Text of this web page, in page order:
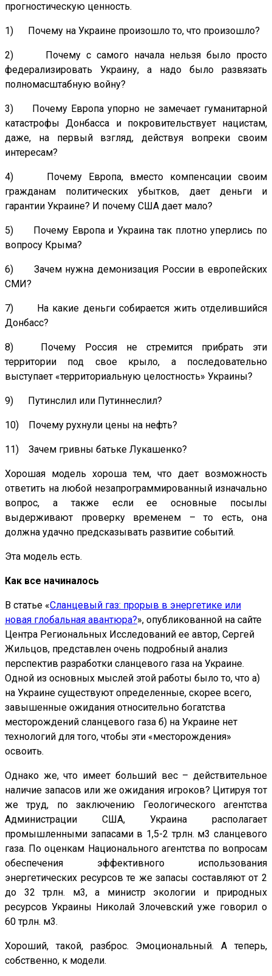
прогностическую ценность.
1) Почему на Украине произошло то, что произошло?
2) Почему с самого начала нельзя было просто
федерализировать Украину, а надо было развязать
полномасштабную войну?
3) Почему Европа упорно не замечает гуманитарной
катастрофы Донбасса и покровительствует нацистам,
даже, на первый взгляд, действуя вопреки своим
интересам?
4) Почему Европа, вместо компенсации своим
гражданам политических убытков, дает деньги и
гарантии Украине? И почему США дает мало?
5) Почему Европа и Украина так плотно уперлись по
вопросу Крыма?
6) Зачем нужна демонизация России в европейских
СМИ?
7) На какие деньги собирается жить отделившийся
Донбасс?
8) Почему Россия не стремится прибрать эти
территории под свое крыло, а последовательно
выступает «территориальную целостность» Украины?
9) Путинслил или Путиннеслил?
10) Почему рухнули цены на нефть?
11) Зачем гривны батьке Лукашенко?
Хорошая модель хороша тем, что дает возможность
ответить на любой незапрограммированный изначально
вопрос, а также если ее основные посылы
выдерживают проверку временем – то есть, она
должна удачно предсказывать развитие событий.
Эта модель есть.
Как все начиналось
В статье «Сланцевый газ: прорыв в энергетике или
новая глобальная авантюра?», опубликованной на сайте
Центра Региональных Исследований ее автор, Сергей
Жильцов, представлен очень подробный анализ
перспектив разработки сланцевого газа на Украине.
Одной из основных мыслей этой работы было то, что а)
на Украине существуют определенные, скорее всего,
завышенные ожидания относительно богатства
месторождений сланцевого газа б) на Украине нет
технологий для того, чтобы эти «месторождения»
освоить.
Однако же, что имеет больший вес – действительное
наличие запасов или же ожидания игроков? Цитируя тот
же труд, по заключению Геологического агентства
Администрации США, Украина располагает
промышленными запасами в 1,5-2 трлн. м3 сланцевого
газа. По оценкам Национального агентства по вопросам
обеспечения эффективного использования
энергетических ресурсов те же запасы составляют от 2
до 32 трлн. м3, а министр экологии и природных
ресурсов Украины Николай Злочевский уже говорил о
60 трлн. м3.
Хороший, такой, разброс. Эмоциональный. А теперь,
собственно, к модели.